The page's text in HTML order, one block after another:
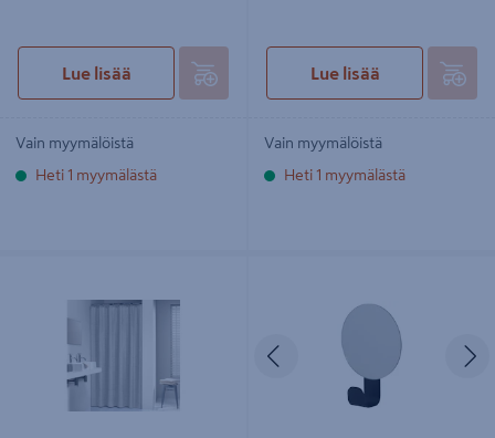
Lue lisää
Vain myymälöistä
Heti 1 myymälästä
Lue lisää
Vain myymälöistä
Heti 1 myymälästä